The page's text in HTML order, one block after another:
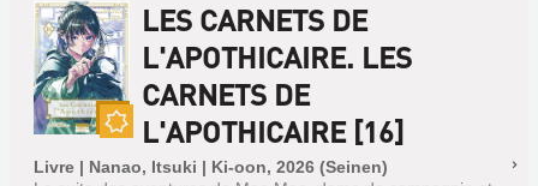
LES CARNETS DE
L'APOTHICAIRE. LES
CARNETS DE
L'APOTHICAIRE [16]
Livre | Nanao, Itsuki | Ki-oon, 2026 (Seinen)